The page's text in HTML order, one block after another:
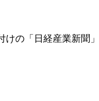
けの「日経産業新聞